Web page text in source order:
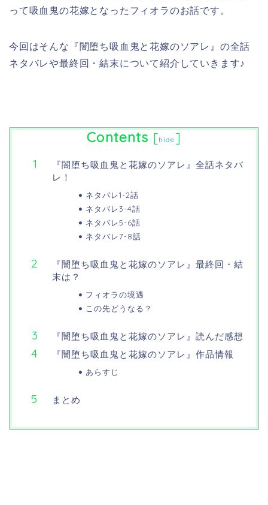
って吸血鬼の花嫁となったフィオラのお話です。
今回はそんな『闇堕ち吸血鬼と花嫁のソアレ』の全話
ネタバレや最終回・結末について紹介していきます♪
Contents [hide ]
『闇堕ち吸血鬼と花嫁のソアレ』全話ネタバ
レ！
ネタバレ1-2話
ネタバレ3-4話
ネタバレ5-6話
ネタバレ7-8話
『闇堕ち吸血鬼と花嫁のソアレ』最終回・結
末は？
フィオラの境遇
この先どうなる？
『闇堕ち吸血鬼と花嫁のソアレ』読んだ感想
『闇堕ち吸血鬼と花嫁のソアレ』作品情報
あらすじ
まとめ